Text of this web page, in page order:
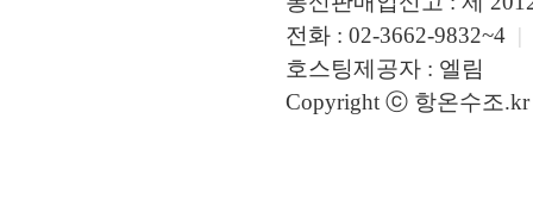
전화 : 02-3662-9832~4 |
호스팅제공자 : 엘림
Copyright ⓒ 항온수조